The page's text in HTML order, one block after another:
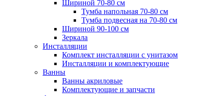
Шириной 70-80 см
Тумба напольная 70-80 см
Тумба подвесная на 70-80 см
Шириной 90-100 см
Зеркала
Инсталляции
Комплект инсталляции с унитазом
Инсталляции и комплектующие
Ванны
Ванны акриловые
Комплектующие и запчасти